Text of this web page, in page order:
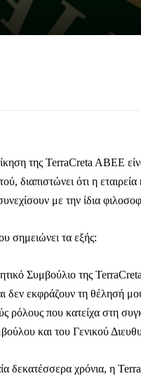
της TerraCreta ABEE
διαπιστώνει ότι η
με την ίδια
σημειώνει τα εξής:
Συμβούλιο της
δεν εκφράζουν τη θέλησή
ρόλους που κατείχα στη
και του Γενικού
δεκατέσσερα χρόνια, η